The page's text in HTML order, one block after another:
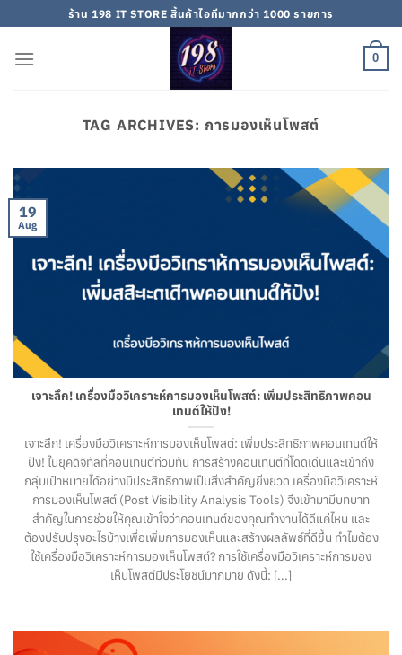
to
content
ร้าน 198 IT STORE สิ้นค้าไอทีมากกว่า 1000 รายการ
0
TAG ARCHIVES: การมองเห็นโพสต์
เจาะลึก! เครื่องมือวิเคราะห์การมองเห็นโพสต์: เพิ่มประสิทธิภาพคอน
เทนต์ให้ปัง!
เจาะลึก! เครื่องมือวิเคราะห์การมองเห็นโพสต์: เพิ่มประสิทธิภาพคอนเทนต์ให้
ปัง! ในยุคดิจิทัลที่คอนเทนต์ท่วมท้น การสร้างคอนเทนต์ที่โดดเด่นและเข้าถึง
กลุ่มเป้าหมายได้อย่างมีประสิทธิภาพเป็นสิ่งสำคัญยิ่งยวด เครื่องมือวิเคราะห์
การมองเห็นโพสต์ (Post Visibility Analysis Tools) จึงเข้ามามีบทบาท
สำคัญในการช่วยให้คุณเข้าใจว่าคอนเทนต์ของคุณทำงานได้ดีแค่ไหน และ
ต้องปรับปรุงอะไรบ้างเพื่อเพิ่มการมองเห็นและสร้างผลลัพธ์ที่ดีขึ้น ทำไมต้อง
ใช้เครื่องมือวิเคราะห์การมองเห็นโพสต์? การใช้เครื่องมือวิเคราะห์การมอง
เห็นโพสต์มีประโยชน์มากมาย ดังนี้: [...]
19
Aug